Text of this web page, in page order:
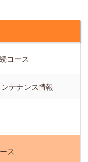
コース
ンテナンス情報
ス